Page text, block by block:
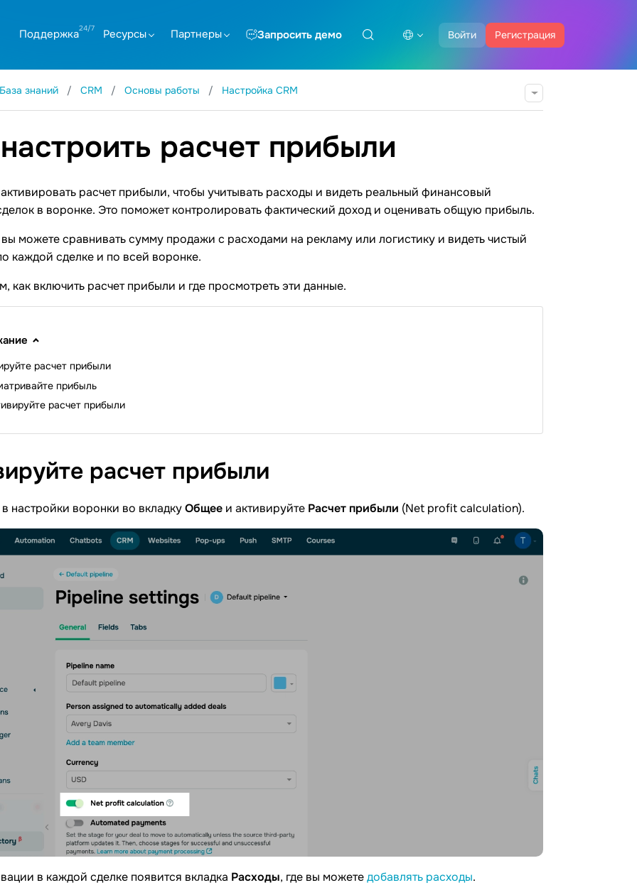
Войти Регистрация
Поддержка Ресурсы Партнеры Запросить демо
База знаний CRM Основы работы Настройка CRM
расчет прибыли
расчет прибыли, чтобы учитывать расходы и видеть реальный финансовый
в воронке. Это поможет контролировать фактический доход и оценивать общую прибыль.
можете сравнивать сумму продажи с расходами на рекламу или логистику и видеть чистый
каждой сделке и по всей воронке.
как включить расчет прибыли и где просмотреть эти данные.
расчет прибыли
прибыль
расчет прибыли
расчет прибыли
настройки воронки во вкладкуОбщее и активируйте Расчет прибыли (Net profit calculation).
в каждой сделке появится вкладка Расходы, где вы можетедобавлять расходы.